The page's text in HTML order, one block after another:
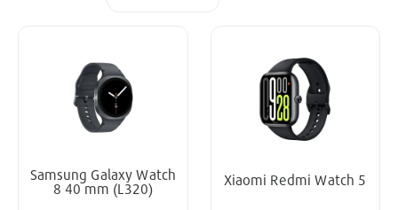
Samsung Galaxy Watch
8 40 mm (L320)
Xiaomi Redmi Watch 5